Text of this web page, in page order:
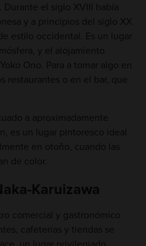
Durante el siglo XVIII había
y a principios del siglo XX
estilo occidental. Es un lugar
y el alojamiento
Ono. Para a tomar algo en
restaurantes o en el bar, que
a aproximadamente
es un lugar pintoresco ideal
en otoño, cuando las
de color.
Karuizawa
comercial y gastronómico
cafeterías y tiendas se